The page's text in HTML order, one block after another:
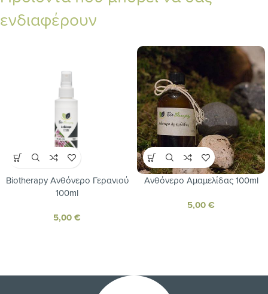
ενδιαφέρουν
Biotherapy Ανθόνερο Γερανιού
100ml
5,00€
Ανθόνερο Αμαμελίδας 100ml
5,00€